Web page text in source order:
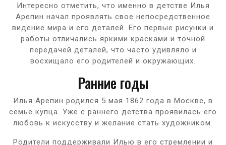
Интересно отметить, что именно в детстве Илья
Арепин начал проявлять свое непосредственное
видение мира и его деталей. Его первые рисунки и
работы отличались яркими красками и точной
передачей деталей, что часто удивляло и
восхищало его родителей и окружающих.
Ранние годы
Илья Арепин родился 5 мая 1862 года в Москве, в
семье купца. Уже с раннего детства проявилась его
любовь к искусству и желание стать художником.
Родители поддерживали Илью в его стремлении и